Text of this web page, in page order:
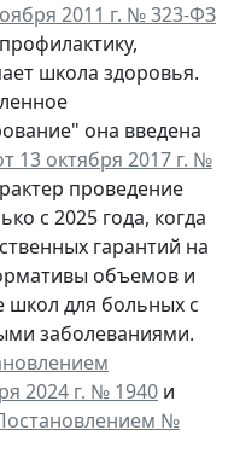
2011 г. № 323-ФЗ
школа здоровья.
она введена
13 октября 2017 г. №
проведение
с 2025 года, когда
гарантий на
объемов и
школ для больных с
заболеваниями.
2024 г. № 1940 и
№